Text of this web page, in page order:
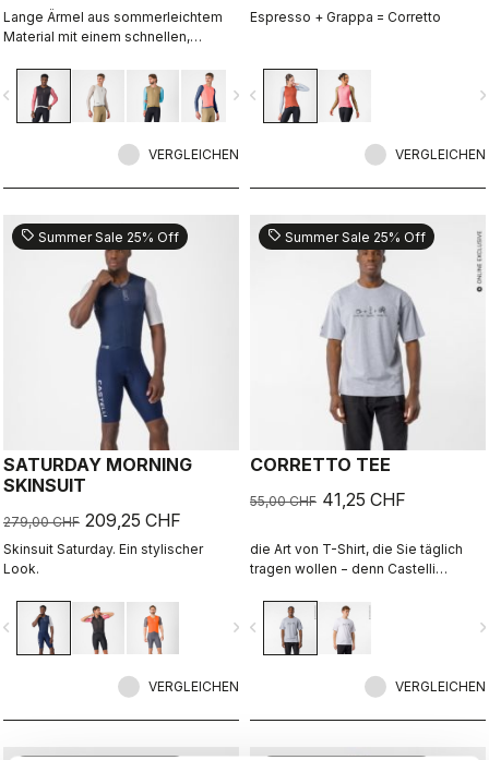
Lange Ärmel aus sommerleichtem
Material mit einem schnellen,
navigate_next
VERGLEICHEN
Espresso + Grappa = Corretto
navigate_before
VERGLEICHEN
sell Summer Sale 25% Off
SATURDAY MORNING
SKINSUIT
279,00 CHF 209,25 CHF
Skinsuit Saturday. Ein stylischer
Look.
navigate_next
VERGLEICHEN
sell Summer Sale 25% Off
CORRETTO TEE
55,00 CHF 41,25 CHF
die Art von T-Shirt, die Sie täglich
tragen wollen − denn Castelli
Radsport hinaus.
navigate_before
VERGLEICHEN